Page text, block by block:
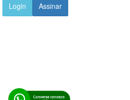
Login
Assinar